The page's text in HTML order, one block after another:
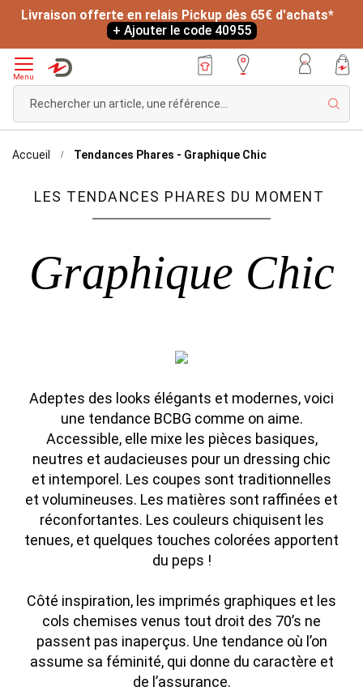
Livraison offerte en relais Pickup dès 65€ d'achats*
+ Ajouter le code 40955
Menu
Accueil Tendances Phares - Graphique Chic
LES TENDANCES PHARES DU MOMENT
Graphique Chic
Adeptes des looks élégants et modernes, voici
une tendance BCBG comme on aime.
Accessible, elle mixe les pièces basiques,
neutres et audacieuses pour un dressing chic
et intemporel. Les coupes sont traditionnelles
et volumineuses. Les matières sont raffinées et
réconfortantes. Les couleurs chiquisent les
tenues, et quelques touches colorées apportent
du peps !
Côté inspiration, les imprimés graphiques et les
cols chemises venus tout droit des 70’s ne
passent pas inaperçus. Une tendance où l’on
assume sa féminité, qui donne du caractère et
de l’assurance.